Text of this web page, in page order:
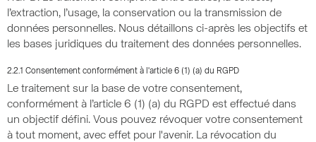
l’extraction, l’usage, la conservation ou la transmission de
données personnelles. Nous détaillons ci-après les objectifs et
les bases juridiques du traitement des données personnelles.
2.2.1 Consentement conformément à l'article 6 (1) (a) du RGPD
Le traitement sur la base de votre consentement,
conformément à l’article 6 (1) (a) du RGPD est effectué dans
un objectif défini. Vous pouvez révoquer votre consentement
à tout moment, avec effet pour l'avenir. La révocation du